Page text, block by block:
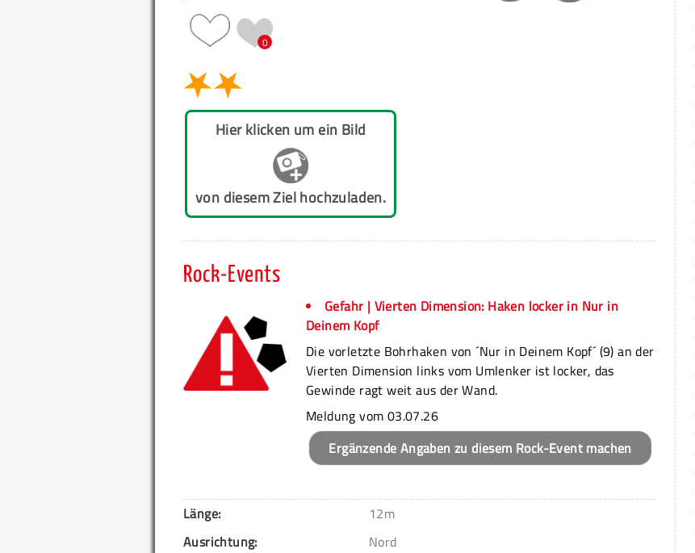
0
Hier klicken um ein Bild
von diesem Ziel hochzuladen.
Rock-Events
Gefahr | Vierten Dimension: Haken locker in Nur in
Deinem Kopf
Die vorletzte Bohrhaken von ´Nur in Deinem Kopf´ (9) an der
Vierten Dimension links vom Umlenker ist locker, das
Gewinde ragt weit aus der Wand.
Meldung vom 03.07.26
Ergänzende Angaben zu diesem Rock-Event machen
Länge:
12m
Ausrichtung:
Nord